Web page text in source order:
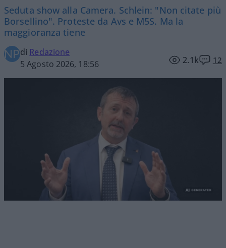
Seduta show alla Camera. Schlein: "Non citate più
Borsellino". Proteste da Avs e M5S. Ma la
maggioranza tiene
di Redazione
5 Agosto 2026, 18:56
2.1k 12